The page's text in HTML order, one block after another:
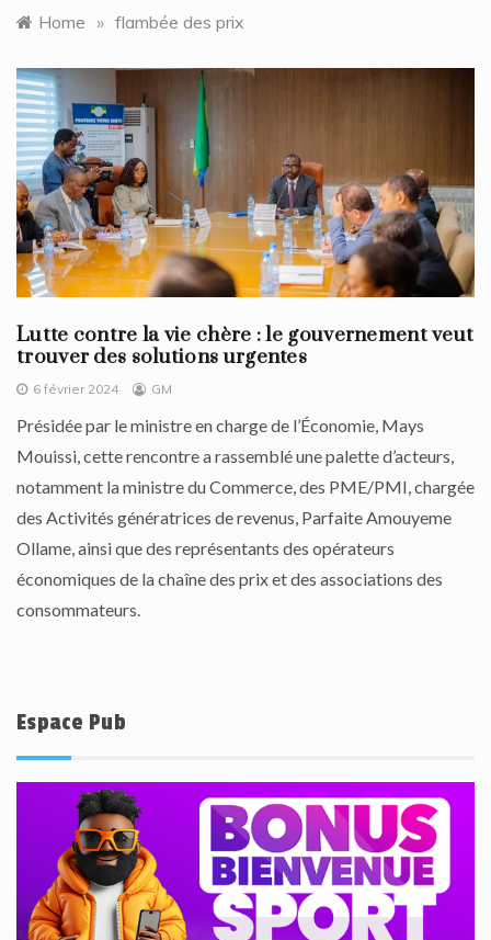
Home » flambée des prix
Lutte contre la vie chère : le gouvernement veut
trouver des solutions urgentes
6 février 2024 GM
Présidée par le ministre en charge de l’Économie, Mays
Mouissi, cette rencontre a rassemblé une palette d’acteurs,
notamment la ministre du Commerce, des PME/PMI, chargée
des Activités génératrices de revenus, Parfaite Amouyeme
Ollame, ainsi que des représentants des opérateurs
économiques de la chaîne des prix et des associations des
consommateurs.
Espace Pub